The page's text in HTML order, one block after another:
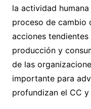
la actividad
proceso de cambio
acciones
producción y
de las
importante para
profundizan el CC y